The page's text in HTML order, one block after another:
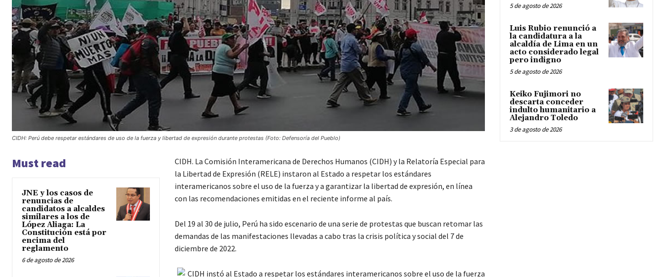
CIDH: Perú debe respetar estándares de uso de la fuerza y libertad de expresión durante protestas (Foto: Defensoría del Pueblo)
Must read
JNE y los casos de
renuncias de
candidatos a alcaldes
similares a los de
López Aliaga: La
Constitución está por
encima del
reglamento
6 de agosto de 2026
CIDH. La Comisión Interamericana de Derechos Humanos (CIDH) y la Relatoría Especial para
la Libertad de Expresión (RELE) instaron al Estado a respetar los estándares
interamericanos sobre el uso de la fuerza y a garantizar la libertad de expresión, en línea
con las recomendaciones emitidas en el reciente informe al país.
Del 19 al 30 de julio, Perú ha sido escenario de una serie de protestas que buscan retomar las
demandas de las manifestaciones llevadas a cabo tras la crisis política y social del 7 de
diciembre de 2022.
5 de agosto de 2026
Luis Rubio renunció a
la candidatura a la
alcaldía de Lima en un
acto considerado legal
pero indigno
5 de agosto de 2026
Keiko Fujimori no
descarta conceder
indulto humanitario a
Alejandro Toledo
3 de agosto de 2026